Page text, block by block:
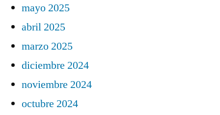
mayo 2025
abril 2025
marzo 2025
diciembre 2024
noviembre 2024
octubre 2024